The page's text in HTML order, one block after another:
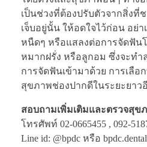
เป็นช่วงที่ต้องปรับตัวจากสิ่งที่
เจ็บอยู่นั้น ให้อดใจไว้ก่อน อย่
หนืดๆ หรือแสลงต่อการจัดฟัน
หมากฝรั่ง หรือลูกอม ซึ่งจะท
การจัดฟันเข้ามาด้วย การเลือ
สุขภาพช่องปากดีในระยะยาว
สอบถามเพิ่มเติมและตรวจสุข
โทรศัพท์ 02-0665455 , 092-
Line id: @bpdc หรือ bpdc.dental